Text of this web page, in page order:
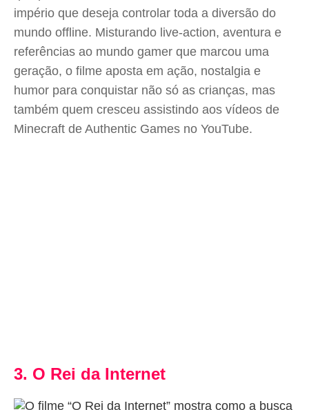
império que deseja controlar toda a diversão do
mundo offline. Misturando live-action, aventura e
referências ao mundo gamer que marcou uma
geração, o filme aposta em ação, nostalgia e
humor para conquistar não só as crianças, mas
também quem cresceu assistindo aos vídeos de
Minecraft de Authentic Games no YouTube.
3. O Rei da Internet